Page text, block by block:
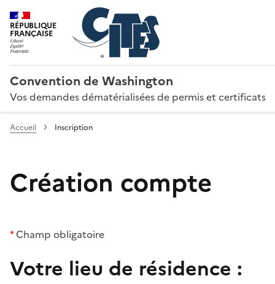
RÉPUBLIQUE
FRANÇAISE
Convention de Washington
Vos demandes dématérialisées de permis et certificats
Accueil Inscription
Création compte
*Champ obligatoire
Votre lieu de résidence :